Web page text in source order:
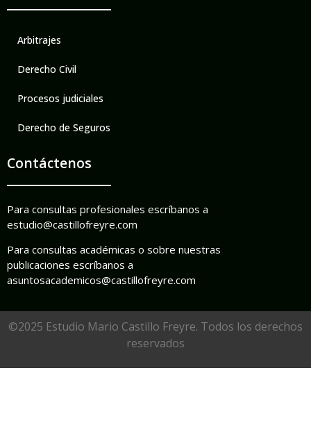
Arbitrajes
Derecho Civil
Procesos judiciales
Derecho de Seguros
Contáctenos
Para consultas profesionales escríbanos a
estudio@castillofreyre.com
Para consultas académicas o sobre nuestras
publicaciones escríbanos a
asuntosacademicos@castillofreyre.com
©2025 Estudio Mario Castillo Freyre. Todos los derechos
reservados